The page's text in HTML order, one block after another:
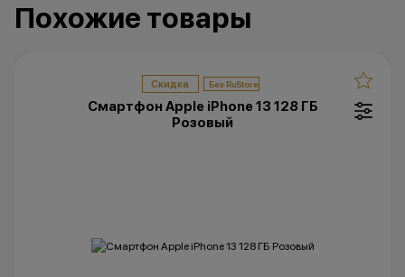
Похожие товары
Скидка
Смартфон Apple iPhone 13 128 ГБ
Розовый